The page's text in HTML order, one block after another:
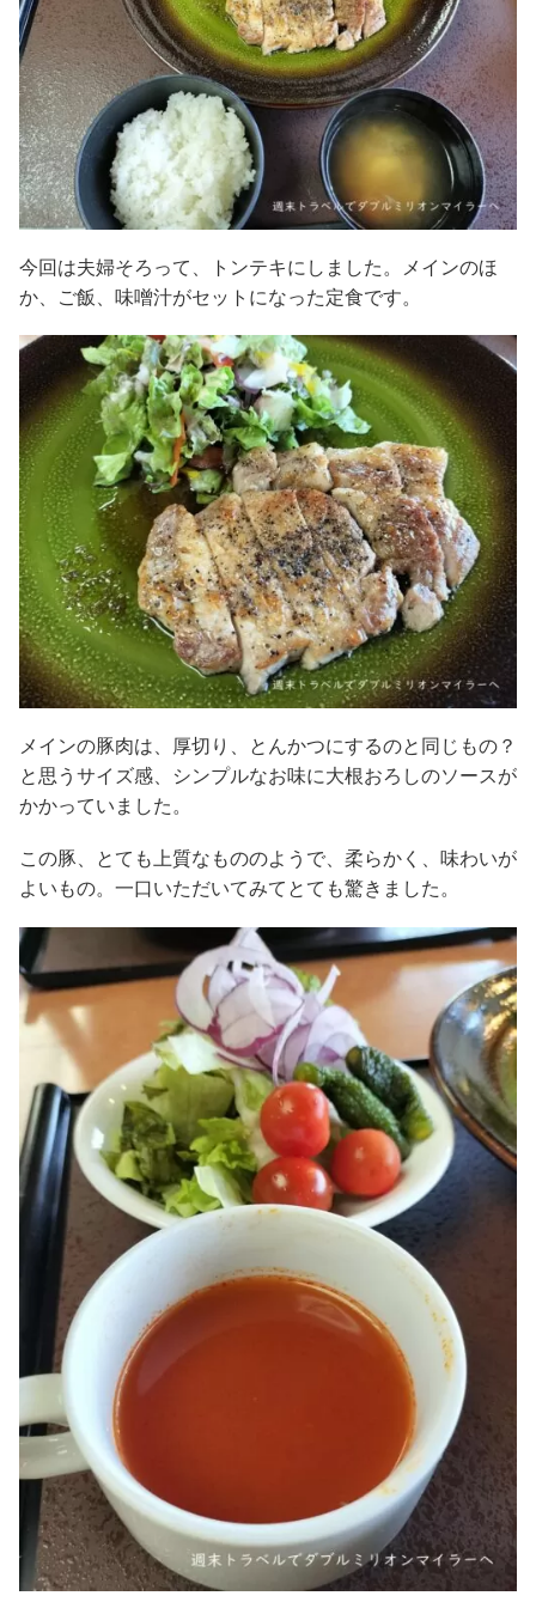
今回は夫婦そろって、トンテキにしました。メインのほ
か、ご飯、味噌汁がセットになった定食です。
メインの豚肉は、厚切り、とんかつにするのと同じもの？
と思うサイズ感、シンプルなお味に大根おろしのソースが
かかっていました。
この豚、とても上質なもののようで、柔らかく、味わいが
よいもの。一口いただいてみてとても驚きました。